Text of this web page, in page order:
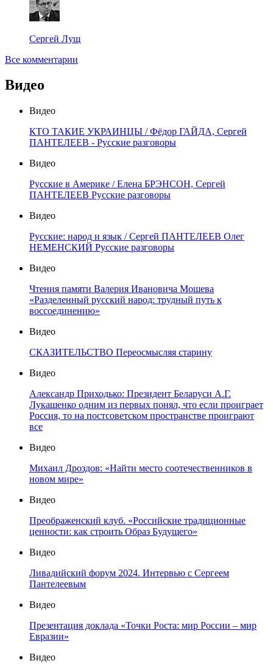
Сергей Лущ
Все комментарии
Видео
Видео
КТО ТАКИЕ УКРАИНЦЫ / Фёдор ГАЙДА, Сергей
ПАНТЕЛЕЕВ - Русские разговоры
Видео
Русские в Америке / Елена БРЭНСОН, Сергей
ПАНТЕЛЕЕВ Русские разговоры
Видео
Русские: народ и язык / Сергей ПАНТЕЛЕЕВ Олег
НЕМЕНСКИЙ Русские разговоры
Видео
Чтения памяти Валерия Ивановича Мошева
«Разделенный русский народ: трудный путь к
воссоединению»
Видео
СКАЗИТЕЛЬСТВО Переосмысляя старину
Видео
Александр Приходько: Президент Беларуси А.Г.
Лукашенко одним из первых понял, что если проиграет
Россия, то на постсоветском пространстве проиграют
все
Видео
Михаил Дроздов: «Найти место соотечественников в
новом мире»
Видео
Преображенский клуб. «Российские традиционные
ценности: как строить Образ Будущего»
Видео
Ливадийский форум 2024. Интервью с Сергеем
Пантелеевым
Видео
Презентация доклада «Точки Роста: мир России – мир
Евразии»
Видео